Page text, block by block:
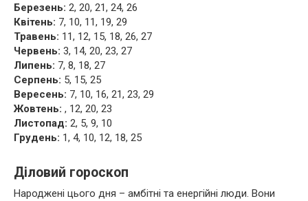
Березень: 2, 20, 21, 24, 26
Квітень: 7, 10, 11, 19, 29
Травень: 11, 12, 15, 18, 26, 27
Червень: 3, 14, 20, 23, 27
Липень: 7, 8, 18, 27
Серпень: 5, 15, 25
Вересень: 7, 10, 16, 21, 23, 29
Жовтень: , 12, 20, 23
Листопад: 2, 5, 9, 10
Грудень: 1, 4, 10, 12, 18, 25
Діловий гороскоп
Народжені цього дня – амбітні та енергійні люди. Вони